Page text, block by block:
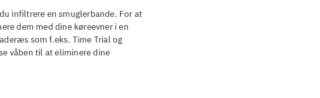
infiltrere en smuglerbande. For at
dem med dine køreevner i en
som f.eks. Time Trial og
våben til at eliminere dine